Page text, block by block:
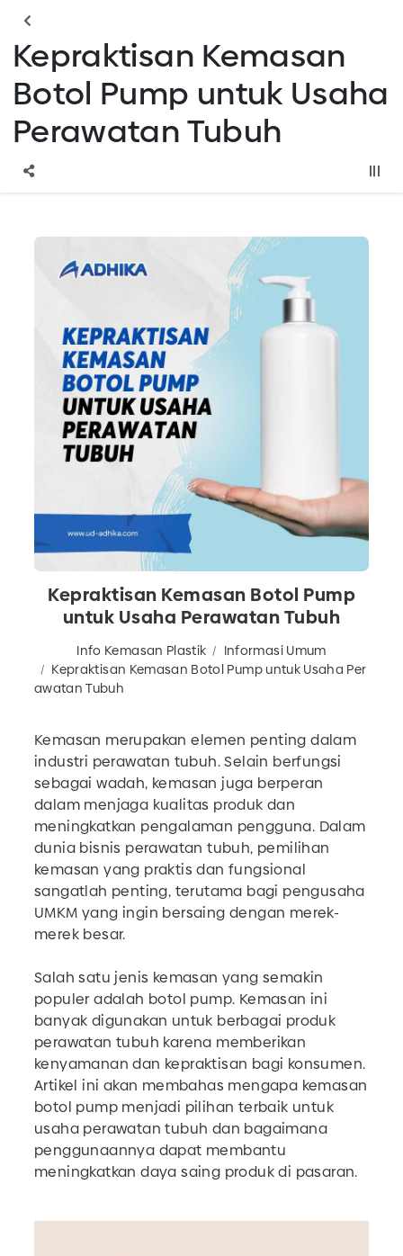
Kepraktisan Kemasan
Botol Pump untuk Usaha
Perawatan Tubuh
Kepraktisan Kemasan Botol Pump
untuk Usaha Perawatan Tubuh
Info Kemasan Plastik
Informasi Umum
Kepraktisan Kemasan Botol Pump untuk Usaha Per
awatan Tubuh
Kemasan merupakan elemen penting dalam
industri perawatan tubuh. Selain berfungsi
sebagai wadah, kemasan juga berperan
dalam menjaga kualitas produk dan
meningkatkan pengalaman pengguna. Dalam
dunia bisnis perawatan tubuh, pemilihan
kemasan yang praktis dan fungsional
sangatlah penting, terutama bagi pengusaha
UMKM yang ingin bersaing dengan merek-
merek besar.
Salah satu jenis kemasan yang semakin
populer adalah botol pump. Kemasan ini
banyak digunakan untuk berbagai produk
perawatan tubuh karena memberikan
kenyamanan dan kepraktisan bagi konsumen.
Artikel ini akan membahas mengapa kemasan
botol pump menjadi pilihan terbaik untuk
usaha perawatan tubuh dan bagaimana
penggunaannya dapat membantu
meningkatkan daya saing produk di pasaran.